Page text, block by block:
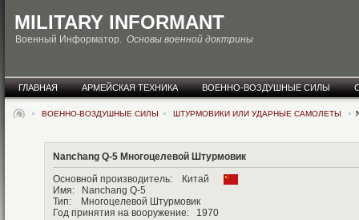
MILITARY INFORMANT
Военный Информатор. Основы военной доктрины
ГЛАВНАЯ АРМЕЙСКАЯ ТЕХНИКА ВОЕННО-ВОЗДУШНЫЕ СИЛЫ
ВОЕННО-ВОЗДУШНЫЕ СИЛЫ ШТУРМОВИКИ ИЛИ УДАРНЫЕ САМОЛЕТЫ
Nanchang Q-5 Многоцелевой Штурмовик
Основной производитель: Китай
Имя: Nanchang Q-5
Тип: Многоцелевой Штурмовик
Год принятия на вооружение: 1970